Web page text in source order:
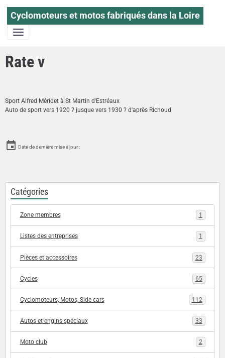
Cyclomoteurs et motos fabriqués dans la Loire
Rate v
Sport Alfred Méridet à St Martin d'Estréaux
Auto de sport vers 1920 ? jusque vers 1930 ? d'après Richoud
Date de dernière mise à jour :
Catégories
Zone membres 1
Listes des entreprises 1
Pièces et accessoires 23
Cycles 65
Cyclomoteurs, Motos, Side cars 112
Autos et engins spéciaux 33
Moto club 2